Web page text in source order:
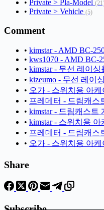
• Private > Pla-Model
• Private > Vehicle (5)
Comment
• kimstar - AMD BC-
• kws1070 - AMD BC-
• kimstar - 무선 레이
• kizeumo - 무선 레이
• 오가 - 스위치용 아케
• 프레데터 - 드림캐스
• kimstar - 드림캐스트
• kimstar - 스위치용 아
• 프레데터 - 드림캐스
• 오가 - 스위치용 아케
Share